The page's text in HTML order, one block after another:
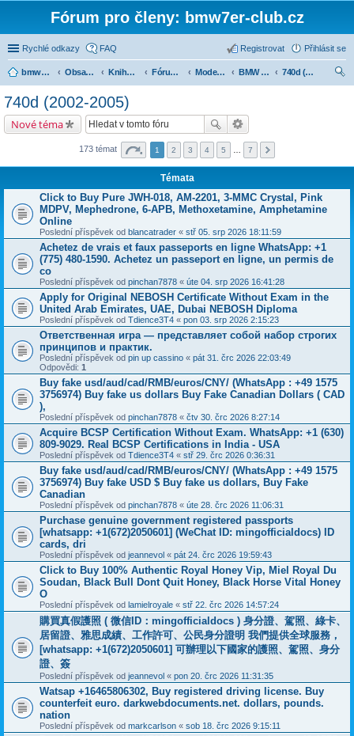
Fórum pro členy: bmw7er-club.cz
Rychlé odkazy FAQ Přihlásit se
Registrovat
bmw7er-club.cz Obsah fóra Knihovna Fórum 7er Modely BMW 7er BMW 7 e65/66 (2001-2008)
740d (2002-2005)
740d (2002-2005)
Nové téma
173 témat 1 2 3 4 5 7
Témata
Click to Buy Pure JWH-018, AM-2201, 3-MMC Crystal, Pink
MDPV, Mephedrone, 6-APB, Methoxetamine, Amphetamine
Online
Poslední příspěvek od blancatrader « stř 05. srp 2026 18:11:59
Achetez de vrais et faux passeports en ligne WhatsApp: +1
(775) 480-1590. Achetez un passeport en ligne, un permis de
co
Poslední příspěvek od pinchan7878 « úte 04. srp 2026 16:41:28
Apply for Original NEBOSH Certificate Without Exam in the
United Arab Emirates, UAE, Dubai NEBOSH Diploma
Poslední příspěvek od Tdience3T4 « pon 03. srp 2026 2:15:23
Ответственная игра — представляет собой набор строгих
принципов и практик.
Poslední příspěvek od pin up cassino « pát 31. črc 2026 22:03:49
Odpovědi: 1
Buy fake usd/aud/cad/RMB/euros/CNY/ (WhatsApp : +49 1575
3756974) Buy fake us dollars Buy Fake Canadian Dollars ( CAD
),
Poslední příspěvek od pinchan7878 « čtv 30. črc 2026 8:27:14
Acquire BCSP Certification Without Exam. WhatsApp: +1 (630)
809-9029. Real BCSP Certifications in India - USA
Poslední příspěvek od Tdience3T4 « stř 29. črc 2026 0:36:31
Buy fake usd/aud/cad/RMB/euros/CNY/ (WhatsApp : +49 1575
3756974) Buy fake USD $ Buy fake us dollars, Buy Fake
Canadian
Poslední příspěvek od pinchan7878 « úte 28. črc 2026 11:06:31
Purchase genuine government registered passports
[whatsapp: +1(672)2050601] (WeChat ID: mingofficialdocs) ID
cards, dri
Poslední příspěvek od jeannevol « pát 24. črc 2026 19:59:43
Click to Buy 100% Authentic Royal Honey Vip, Miel Royal Du
Soudan, Black Bull Dont Quit Honey, Black Horse Vital Honey
O
Poslední příspěvek od lamielroyale « stř 22. črc 2026 14:57:24
購買真假護照 ( 微信ID：mingofficialdocs ) 身分證、駕照、綠卡、
居留證、雅思成績、工作許可、公民身分證明 我們提供全球服務，
[whatsapp: +1(672)2050601] 可辦理以下國家的護照、駕照、身分
證、簽
Poslední příspěvek od jeannevol « pon 20. črc 2026 11:31:35
Watsap +16465806302, Buy registered driving license. Buy
counterfeit euro. darkwebdocuments.net. dollars, pounds.
nation
Poslední příspěvek od markcarlson « sob 18. črc 2026 9:15:11